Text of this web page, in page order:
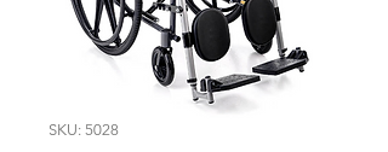
SKU: 5028